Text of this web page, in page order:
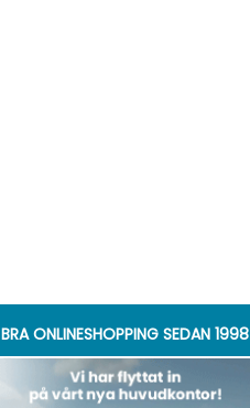
BRA ONLINESHOPPING SEDAN 1998